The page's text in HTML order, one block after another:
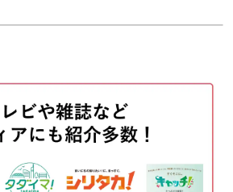
ドメイド作品を作ってきた方も、初
る方も、ぜひ取り組んでみてくださ
縫いつける
つける 13:48